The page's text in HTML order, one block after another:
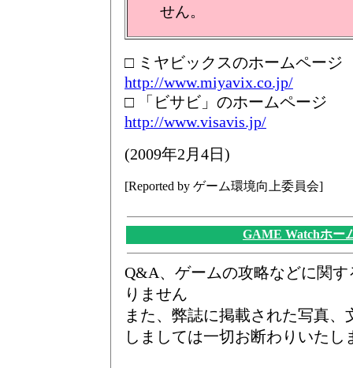
せん。
□ ミヤビックスのホームページ
http://www.miyavix.co.jp/
□ 「ビサビ」のホームページ
http://www.visavis.jp/
(2009年2月4日)
[Reported by ゲーム環境向上委員会]
GAME Watchホー
Q&A、ゲームの攻略などに関
りません
また、弊誌に掲載された写真
しましては一切お断わりいたし